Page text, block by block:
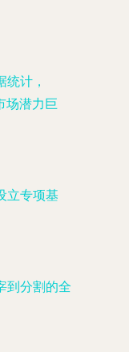
计，
场潜力巨
立专项基
到分割的全